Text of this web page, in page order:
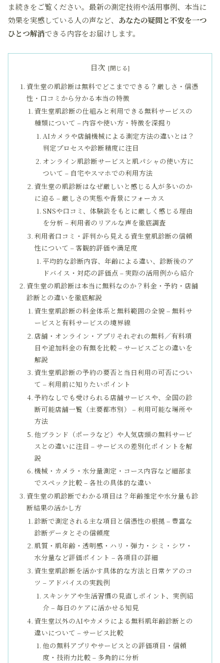
ま続きをご覧ください。最新の測定技術や活用事例、本当に
効果を実感している人の声など、 あなたの疑問と不安を一つ
ひとつ解消できる内容をお届けします。
目次
資生堂の肌診断は無料でどこまでできる？厳しさ・信憑
性・口コミから分かる本当の特徴
資生堂肌診断の仕組みと利用できる無料サービスの
種類について – 内容や使い方・特徴を深掘り
AIカメラや店舗機械による測定方法の違いとは？
判定プロセスや診断精度に注目
オンライン肌診断サービスと肌パシャの使い方に
ついて – 自宅やスマホでの利用方法
資生堂の肌診断はなぜ厳しいと感じる人が多いのか
に迫る – 厳しさの実態や背景にフォーカス
SNSや口コミ、体験談をもとに厳しく感じる理由
を分析 – 利用者のリアルな声を徹底調査
利用者口コミ・評判から見える資生堂肌診断の信頼
性について – 客観的評価や満足度
平均的な診断内容、年齢による違い、診断後のア
ドバイス・対応の評価点 – 実際の活用例から紹介
資生堂の肌診断は本当に無料なのか？料金・予約・店舗
診断との違いを徹底解説
資生堂肌診断の料金体系と無料範囲の全貌 – 無料サ
ービスと有料サービスの境界線
店舗・オンライン・アプリそれぞれの無料／有料項
目や追加料金の有無を比較 – サービスごとの違いを
解説
資生堂肌診断の予約の要否と当日利用の可否につい
て – 利用前に知りたいポイント
予約なしでも受けられる店舗サービスや、全国の診
断可能店舗一覧（主要都市別） – 利用可能な場所や
方法
他ブランド（ポーラなど）や人気店頭の無料サービ
スとの違いに注目 – サービスの差別化ポイントを解
説
機械・カメラ・水分量測定・コース内容など細部ま
でスペック比較 – 各社の具体的な違い
資生堂の肌診断でわかる項目は？年齢推定や水分量も診
断結果の活かし方
診断で測定される主な項目と信憑性の根拠 – 豊富な
診断データとその信頼度
肌質・肌年齢・透明感・ハリ・弾力・シミ・シワ・
水分量など評価ポイント – 各項目の詳細
資生堂肌診断を活かす具体的な方法と日常ケアのコ
ツ – アドバイスの実践例
スキンケアや生活習慣の見直しポイント、実例紹
介 – 毎日のケアに活かせる知見
資生堂以外のAIやカメラによる無料肌年齢診断との
違いについて – サービス比較
他の無料アプリやサービスとの評価項目・信頼
度・技術力比較 – 多角的に分析